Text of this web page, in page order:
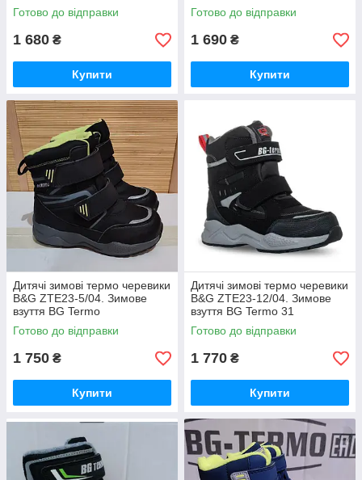
Готово до відправки
1 680 ₴
Купити
Готово до відправки
1 690 ₴
Купити
Дитячі зимові термо черевики
B&G ZTE23-5/04. Зимове
взуття BG Termo
Готово до відправки
1 750 ₴
Купити
Дитячі зимові термо черевики
B&G ZTE23-12/04. Зимове
взуття BG Termo 31
Готово до відправки
1 770 ₴
Купити